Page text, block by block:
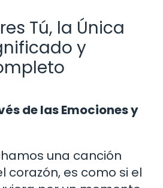
Tú, la Única
y
de las Emociones y
una canción
corazón, es como si el